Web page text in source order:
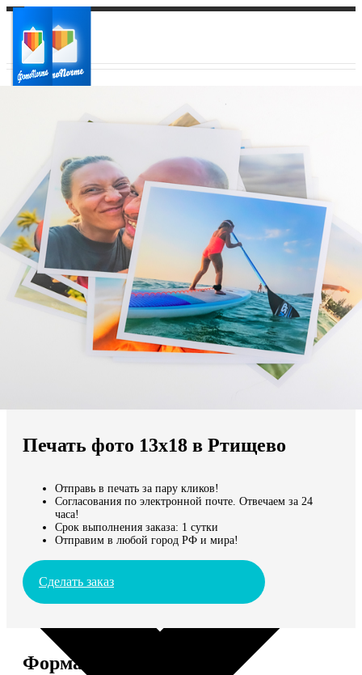
Ваш регион доставки
Выберите из списка:
Мы доставляем по всему миру
Продолжить без города
Печать фото 13х18 в Ртищево
Отправь в печать за пару кликов!
Согласования по электронной почте. Отвечаем за 24
часа!
Срок выполнения заказа: 1 сутки
Отправим в любой город РФ и мира!
Сделать заказ
Форматы и цены